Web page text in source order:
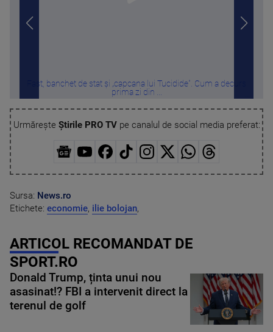
Fast, banchet de stat și „capcana lui Tucidide". Cum a decurs
prima zi din ...
Urmărește Știrile PRO TVpe canalul de social media preferat:
Sursa: News.ro
Etichete: economie, ilie bolojan,
ARTICOL RECOMANDAT DE
SPORT.RO
Donald Trump, ținta unui nou
asasinat!? FBI a intervenit direct la
terenul de golf